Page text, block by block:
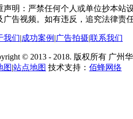
声明：严禁任何个人或单位抄本站
广告视频。如有违反，追究法律责
我们|成功案例 |广告拍摄|联系我们
© 2013 - 2018. 版权所有 广州
图|站点地图 技术支持： 佰蜂网络